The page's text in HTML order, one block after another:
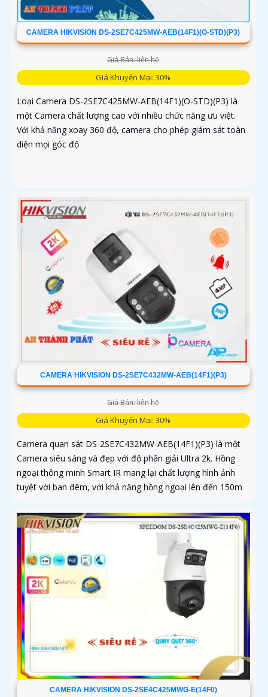
CAMERA HIKVISION DS-2SE7C425MW-AEB(14F1)(O-STD)(P3)
Giá Bán: liên hệ
Giá Khuyến Mại: 30%
Loại Camera DS-2SE7C425MW-AEB(14F1)(O-STD)(P3) là
một Camera chất lượng cao với nhiều chức năng ưu việt.
Với khả năng xoay 360 độ, camera cho phép giám sát toàn
diện mọi góc độ
CAMERA HIKVISION DS-2SE7C432MW-AEB(14F1)(P3)
Giá Bán: liên hệ
Giá Khuyến Mại: 30%
Camera quan sát DS-2SE7C432MW-AEB(14F1)(P3) là một
Camera siêu sáng và đẹp với độ phân giải Ultra 2k. Hồng
ngoại thông minh Smart IR mang lại chất lượng hình ảnh
tuyệt vời ban đêm, với khả năng hồng ngoại lên đến 150m
CAMERA HIKVISION DS-2SE4C425MWG-E(14F0)